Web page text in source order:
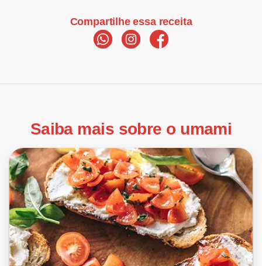
Compartilhe essa receita
Saiba mais sobre o umami